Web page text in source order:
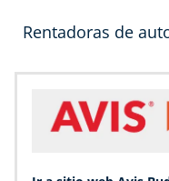
Rentadoras de